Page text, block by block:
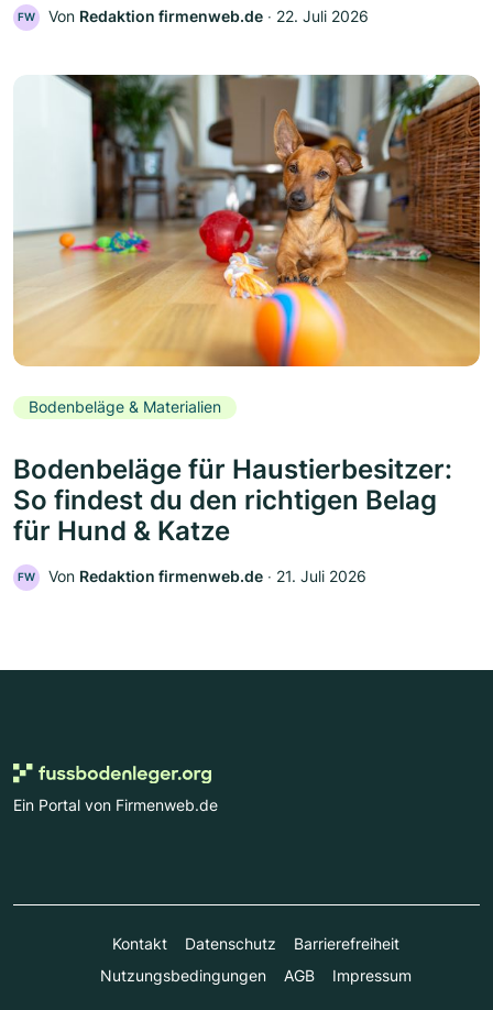
FW Von Redaktion firmenweb.de ‧ 22. Juli 2026
Bodenbeläge & Materialien
Bodenbeläge für Haustierbesitzer:
So findest du den richtigen Belag
für Hund & Katze
FW Von Redaktion firmenweb.de ‧ 21. Juli 2026
Ein Portal von Firmenweb.de
Kontakt Datenschutz
Barrierefreiheit
Nutzungsbedingungen
AGB Impressum